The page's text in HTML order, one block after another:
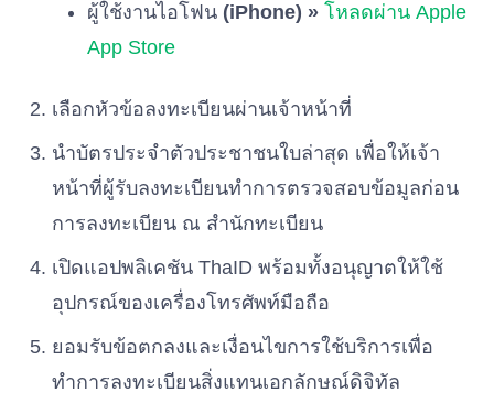
ผู้ใช้งานไอโฟน (iPhone) » โหลดผ่าน Apple
App Store
เลือกหัวข้อลงทะเบียนผ่านเจ้าหน้าที่
นำบัตรประจำตัวประชาชนใบล่าสุด เพื่อให้เจ้า
หน้าที่ผู้รับลงทะเบียนทำการตรวจสอบข้อมูลก่อน
การลงทะเบียน ณ สำนักทะเบียน
เปิดแอปพลิเคชัน ThaID พร้อมทั้งอนุญาตให้ใช้
อุปกรณ์ของเครื่องโทรศัพท์มือถือ
ยอมรับข้อตกลงและเงื่อนไขการใช้บริการเพื่อ
ทำการลงทะเบียนสิ่งแทนเอกลักษณ์ดิจิทัล